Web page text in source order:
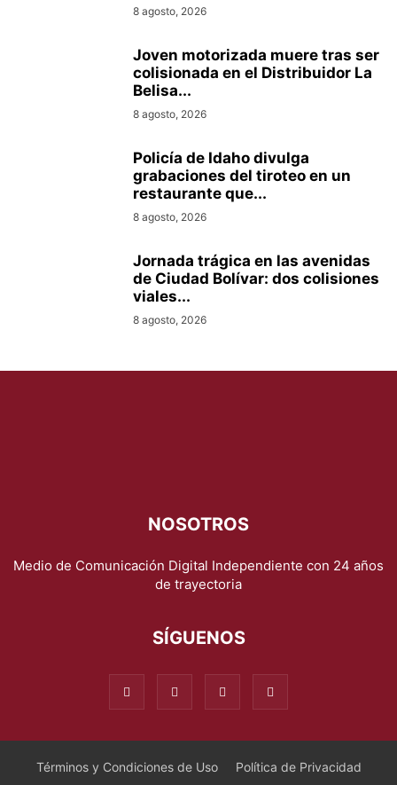
8 agosto, 2026
Joven motorizada muere tras ser
colisionada en el Distribuidor La
Belisa...
8 agosto, 2026
Policía de Idaho divulga
grabaciones del tiroteo en un
restaurante que...
8 agosto, 2026
Jornada trágica en las avenidas
de Ciudad Bolívar: dos colisiones
viales...
8 agosto, 2026
NOSOTROS
Medio de Comunicación Digital Independiente con 24 años
de trayectoria
SÍGUENOS
Términos y Condiciones de Uso Política de Privacidad